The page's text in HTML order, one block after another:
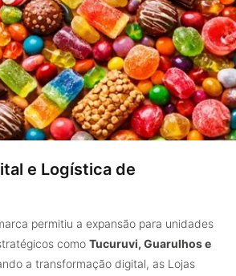
e Logística de
permitiu a expansão para unidades
como Tucuruvi, Guarulhos e
a transformação digital, as Lojas